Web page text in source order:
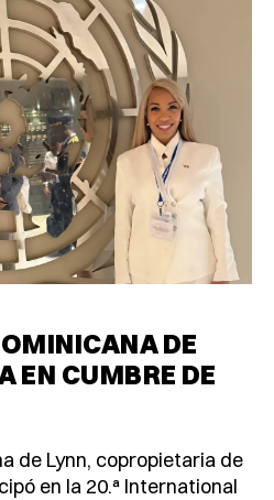
DE
EN CUMBRE DE
de Lynn, copropietaria de
en la 20.ª International